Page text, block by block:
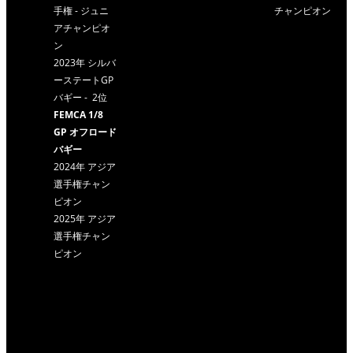
手権 - ジュニ
アチャンピオ
ン
2023年 シルバ
ーステートGP
バギー - 2位
FEMCA 1/8
GP オフロード
バギー
2024年 アジア
選手権チャン
ピオン
2025年 アジア
選手権チャン
ピオン
チャンピオン